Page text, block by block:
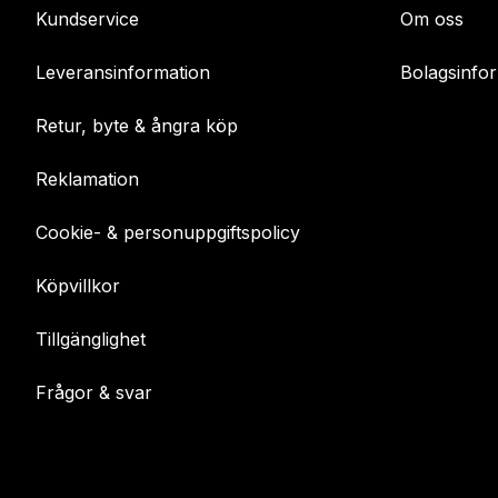
Kundservice
Leveransinformation
Retur, byte & ångra köp
Reklamation
Cookie- & personuppgiftspolicy
Köpvillkor
Tillgänglighet
Frågor & svar
Om oss